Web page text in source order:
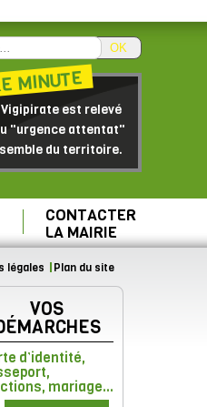
OK
MINUTE
Vigipirate est relevé
"urgence attentat"
du territoire.
CONTACTER
LA MAIRIE
légales Plan du site
VOS
d’identité,
mariage...